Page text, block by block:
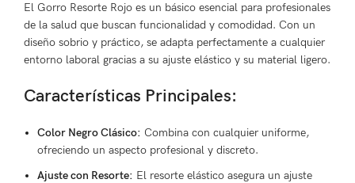
El Gorro Resorte Rojo es un básico esencial para profesionales
de la salud que buscan funcionalidad y comodidad. Con un
diseño sobrio y práctico, se adapta perfectamente a cualquier
entorno laboral gracias a su ajuste elástico y su material ligero.
Características Principales:
Color Negro Clásico: Combina con cualquier uniforme,
ofreciendo un aspecto profesional y discreto.
Ajuste con Resorte: El resorte elástico asegura un ajuste